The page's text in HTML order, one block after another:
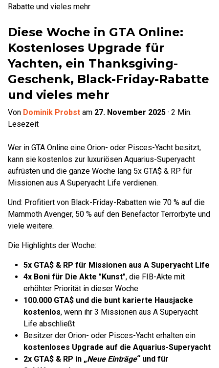
Rabatte und vieles mehr
Diese Woche in GTA Online:
Kostenloses Upgrade für
Yachten, ein Thanksgiving-
Geschenk, Black-Friday-Rabatte
und vieles mehr
Von Dominik Probst am 27. November 2025 · 2 Min.
Lesezeit
Wer in GTA Online eine Orion- oder Pisces-Yacht besitzt,
kann sie kostenlos zur luxuriösen Aquarius-Superyacht
aufrüsten und die ganze Woche lang 5x GTA$ & RP für
Missionen aus A Superyacht Life verdienen.
Und: Profitiert von Black-Friday-Rabatten wie 70 % auf die
Mammoth Avenger, 50 % auf den Benefactor Terrorbyte und
viele weitere.
Die Highlights der Woche:
5x GTA$ & RP für Missionen aus A Superyacht Life
4x Boni für Die Akte "Kunst", die FIB-Akte mit
erhöhter Priorität in dieser Woche
100.000 GTA$ und die bunt karierte Hausjacke
kostenlos, wenn ihr 3 Missionen aus A Superyacht
Life abschließt
Besitzer der Orion- oder Pisces-Yacht erhalten ein
kostenloses Upgrade auf die Aquarius-Superyacht
2x GTA$ & RP in „Neue Einträge“ und für